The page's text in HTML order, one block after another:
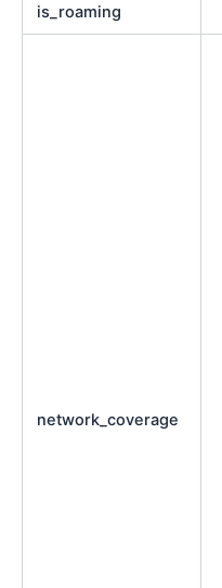
is_roaming
network_coverage